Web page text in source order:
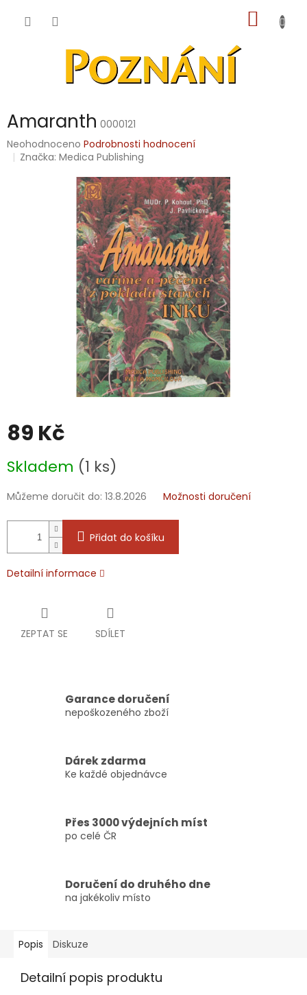
KOŠÍK
Amaranth 0000121
Průměrné
hodnocení
Neohodnoceno Podrobnosti hodnocení
Značka:Medica Publishing
89 Kč
cena:
Skladem (1 ks)
Můžeme doručit do: 13.8.2026 Možnosti doručení
Přidat do košíku
Detailní informace
ZEPTAT SE SDÍLET
Garance doručení
nepoškozeného zboží
Dárek zdarma
Ke každé objednávce
Přes 3000 výdejních míst
po celé ČR
Doručení do druhého dne
na jakékoliv místo
Popis Diskuze
Detailní popis produktu